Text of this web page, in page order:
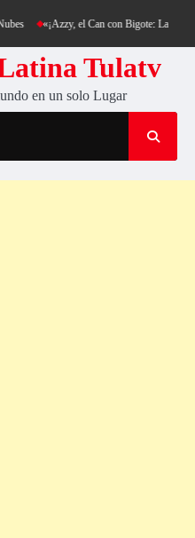
«¡Azzy, el Can con Bigote: La
Tulatv
en un solo Lugar